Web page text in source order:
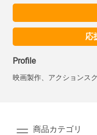
応
Profile
映画製作、アクションス
商品カテゴリ